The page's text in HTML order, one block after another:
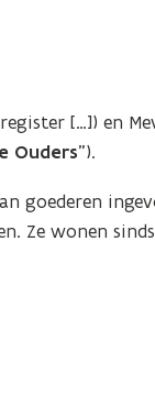
[…]) en
Ouders”).
goederen
Ze wonen